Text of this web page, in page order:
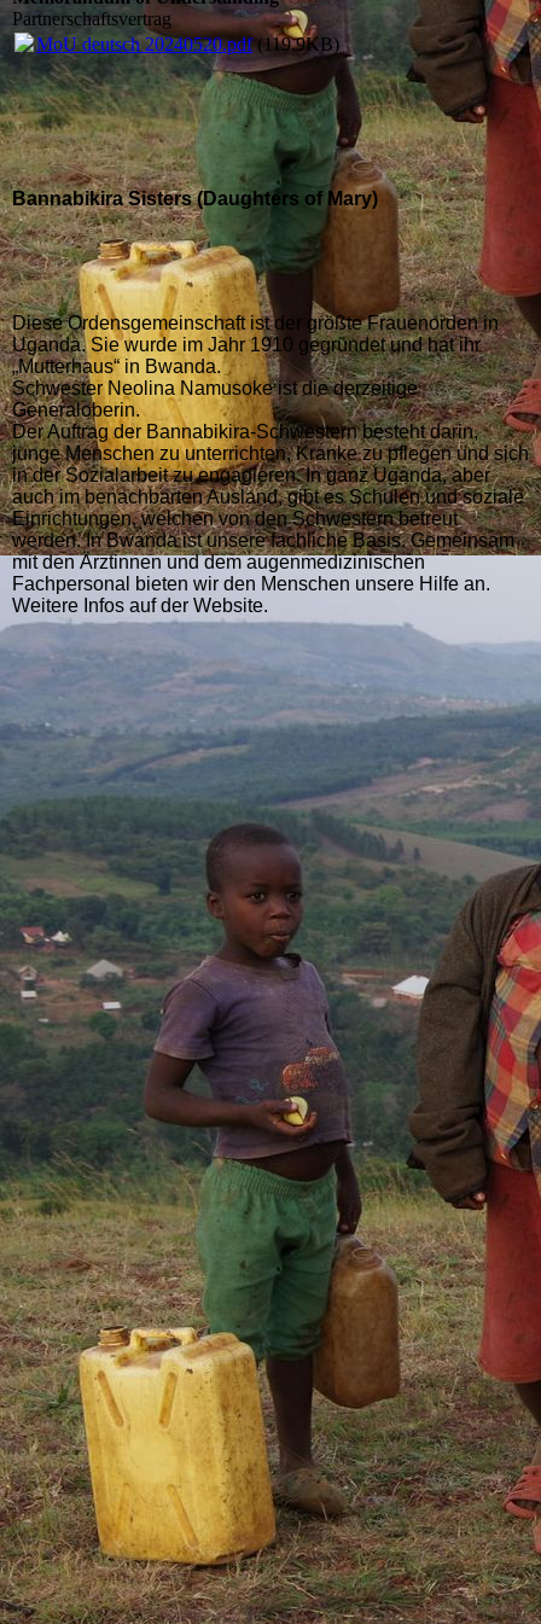
Partnerschaftsvertrag
MoU deutsch 20240520.pdf(119.9KB)
Bannabikira Sisters (Daughters of Mary)
Diese Ordensgemeinschaft ist der größte Frauenorden in
Uganda. Sie wurde im Jahr 1910 gegründet und hat ihr
„Mutterhaus“ in Bwanda.
Schwester Neolina Namusoke ist die derzeitige
Generaloberin.
Der Auftrag der Bannabikira-Schwestern besteht darin,
junge Menschen zu unterrichten, Kranke zu pflegen und sich
in der Sozialarbeit zu engagieren.In ganz Uganda, aber
auch im benachbarten Ausland, gibt es Schulen und soziale
Einrichtungen, welchen von den Schwestern betreut
werden. In Bwanda ist unsere fachliche Basis. Gemeinsam
mit den Ärztinnen und dem augenmedizinischen
Fachpersonal bieten wir den Menschen unsere Hilfe an.
Weitere Infos auf der Website.